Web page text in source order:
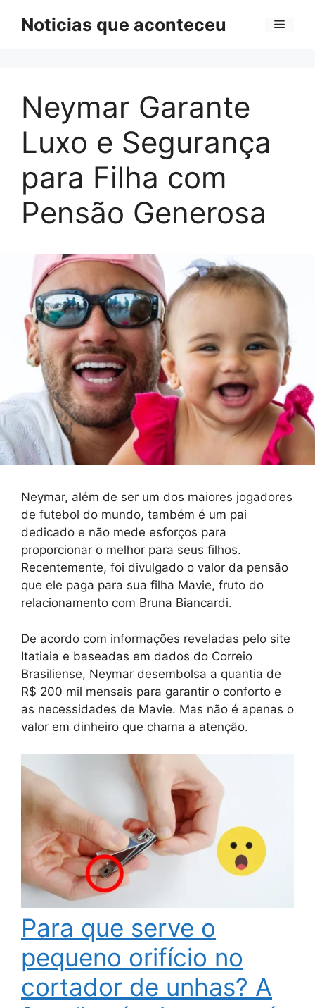
Noticias que aconteceu Menu
Neymar Garante
Luxo e Segurança
para Filha com
Pensão Generosa
Neymar, além de ser um dos maiores jogadores
de futebol do mundo, também é um pai
dedicado e não mede esforços para
proporcionar o melhor para seus filhos.
Recentemente, foi divulgado o valor da pensão
que ele paga para sua filha Mavie, fruto do
relacionamento com Bruna Biancardi.
De acordo com informações reveladas pelo site
Itatiaia e baseadas em dados do Correio
Brasiliense, Neymar desembolsa a quantia de
R$ 200 mil mensais para garantir o conforto e
as necessidades de Mavie. Mas não é apenas o
valor em dinheiro que chama a atenção.
Para que serve o
pequeno orifício no
cortador de unhas? A